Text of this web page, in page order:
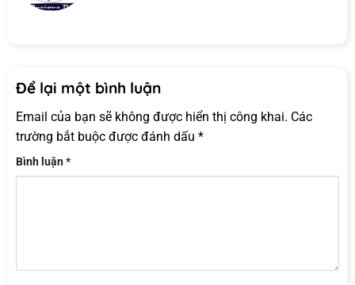
Để lại một bình luận
Email của bạn sẽ không được hiển thị công khai. Các
trường bắt buộc được đánh dấu *
Bình luận*